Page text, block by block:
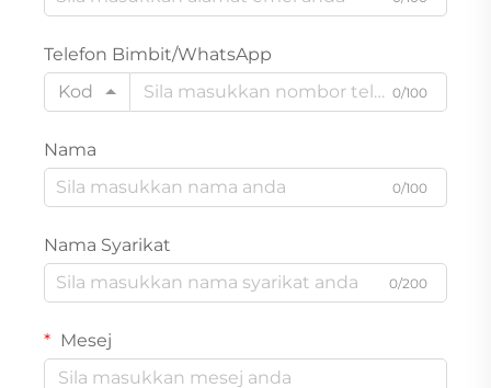
Telefon Bimbit/WhatsApp
Kod
0/100
Nama
0/100
Nama Syarikat
0/200
Mesej